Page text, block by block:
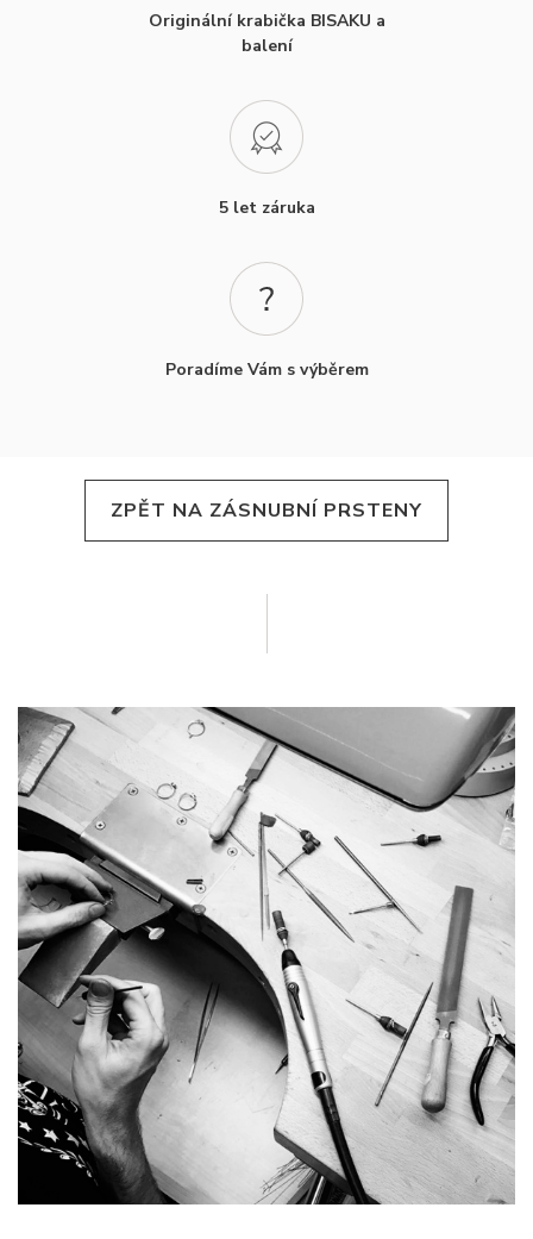
Originální krabička BISAKU a
balení
5 let záruka
Poradíme Vám s výběrem
ZPĚT NA ZÁSNUBNÍ PRSTENY